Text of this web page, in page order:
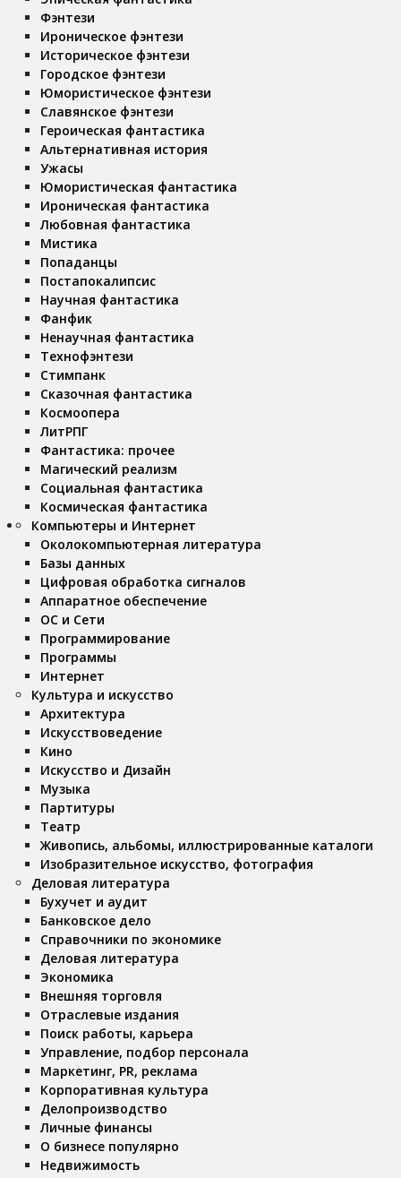
Фэнтези
Ироническое фэнтези
Историческое фэнтези
Городское фэнтези
Юмористическое фэнтези
Славянское фэнтези
Героическая фантастика
Альтернативная история
Ужасы
Юмористическая фантастика
Ироническая фантастика
Любовная фантастика
Мистика
Попаданцы
Постапокалипсис
Научная фантастика
Фанфик
Ненаучная фантастика
Технофэнтези
Стимпанк
Сказочная фантастика
Космоопера
ЛитРПГ
Фантастика: прочее
Магический реализм
Социальная фантастика
Космическая фантастика
Компьютеры и Интернет
Околокомпьютерная литература
Базы данных
Цифровая обработка сигналов
Аппаратное обеспечение
ОС и Сети
Программирование
Программы
Интернет
Культура и искусство
Архитектура
Искусствоведение
Кино
Искусство и Дизайн
Музыка
Партитуры
Театр
Живопись, альбомы, иллюстрированные каталоги
Изобразительное искусство, фотография
Деловая литература
Бухучет и аудит
Банковское дело
Справочники по экономике
Деловая литература
Экономика
Внешняя торговля
Отраслевые издания
Поиск работы, карьера
Управление, подбор персонала
Маркетинг, PR, реклама
Корпоративная культура
Делопроизводство
Личные финансы
О бизнесе популярно
Недвижимость